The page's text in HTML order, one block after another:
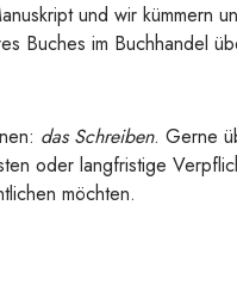
und wir kümmern
Buches im Buchhandel
das Schreiben. Gerne
oder langfristige
möchten.